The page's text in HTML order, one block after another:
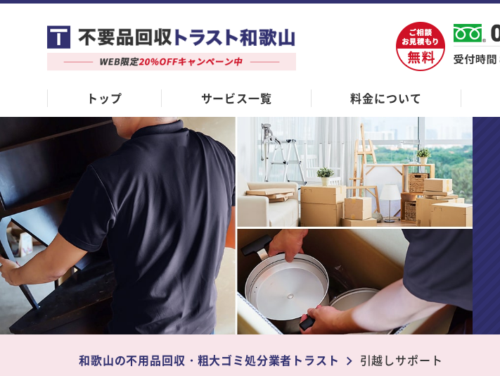
トップ サービス一覧 料金について
和歌山の不用品回収・粗大ゴミ処分業者トラスト 引越しサポート